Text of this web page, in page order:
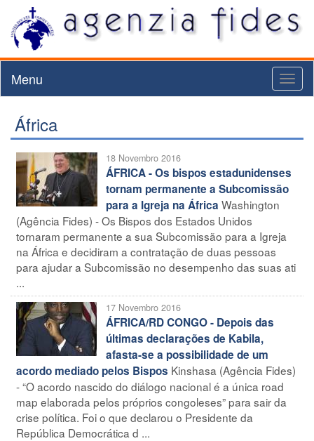
Menu
África
18 Novembro 2016
ÁFRICA - Os bispos estadunidenses
tornam permanente a Subcomissão
para a Igreja na África Washington
(Agência Fides) - Os Bispos dos Estados Unidos
tornaram permanente a sua Subcomissão para a Igreja
na África e decidiram a contratação de duas pessoas
para ajudar a Subcomissão no desempenho das suas ati
...
17 Novembro 2016
ÁFRICA/RD CONGO - Depois das
últimas declarações de Kabila,
afasta-se a possibilidade de um
acordo mediado pelos Bispos Kinshasa (Agência Fides)
- “O acordo nascido do diálogo nacional é a única road
map elaborada pelos próprios congoleses” para sair da
crise política. Foi o que declarou o Presidente da
República Democrática d ...